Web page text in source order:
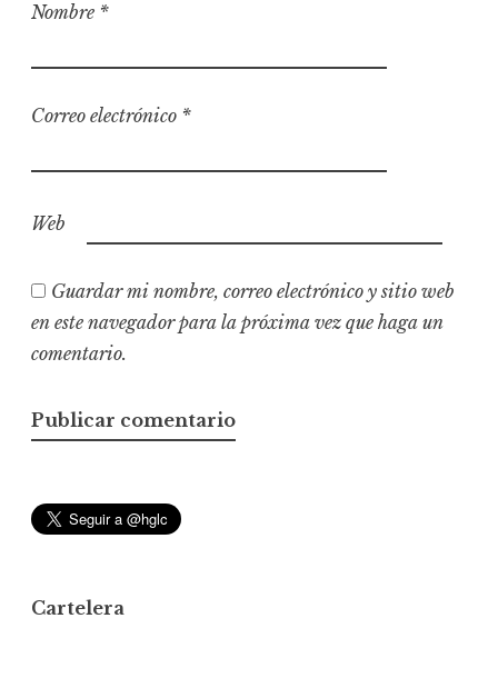
Nombre *
Correo electrónico *
Web
Guardar mi nombre, correo electrónico y sitio web
en este navegador para la próxima vez que haga un
comentario.
Cartelera